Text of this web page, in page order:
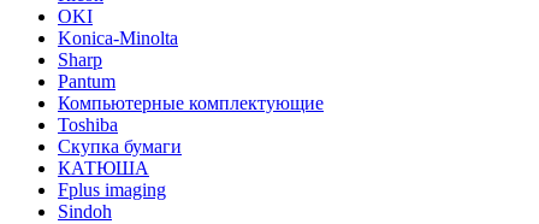
OKI
Konica-Minolta
Sharp
Pantum
Компьютерные комплектующие
Toshiba
Скупка бумаги
КАТЮША
Fplus imaging
Sindoh